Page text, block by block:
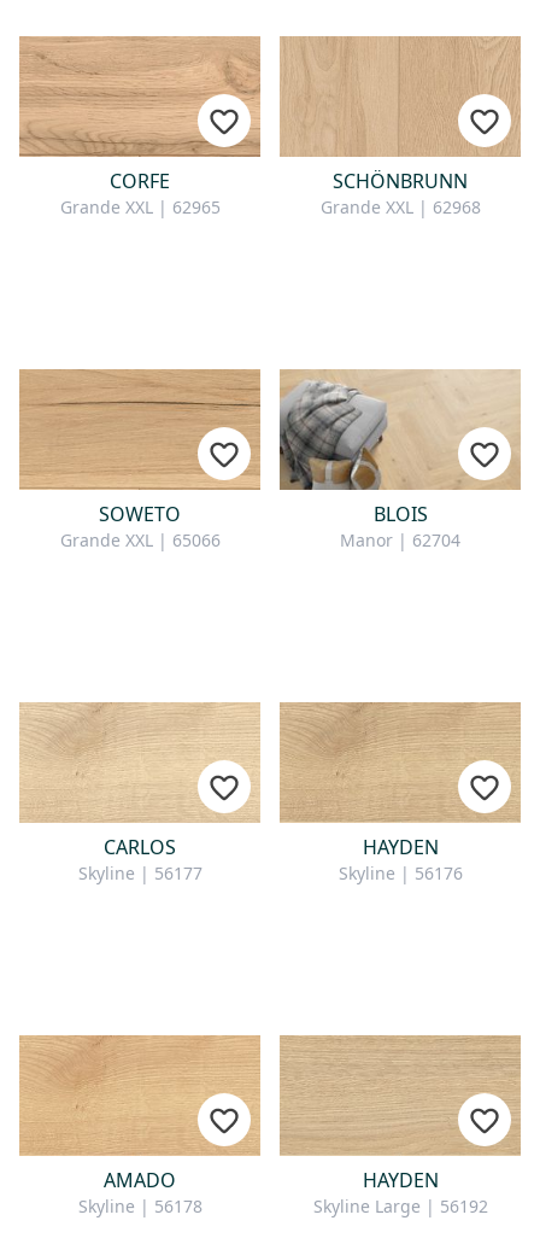
CORFE
Grande XXL | 62965
SCHÖNBRUNN
Grande XXL | 62968
SOWETO
Grande XXL | 65066
BLOIS
Manor | 62704
CARLOS
Skyline | 56177
HAYDEN
Skyline | 56176
AMADO
Skyline | 56178
HAYDEN
Skyline Large | 56192